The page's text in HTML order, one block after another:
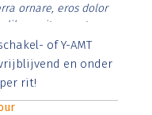
ornare, eros dolor
libero vitae erat.
id rutrum lorem
tristique posuere.
of Y-AMT
en onder
rit!